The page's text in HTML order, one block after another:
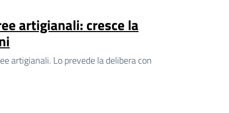
artigianali: cresce la
artigianali. Lo prevede la delibera con